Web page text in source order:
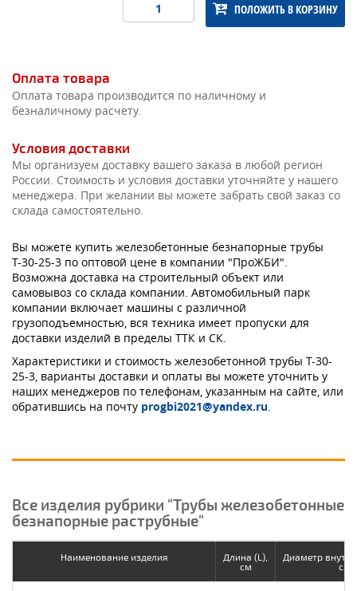
ПОЛОЖИТЬ В КОРЗИНУ
Оплата товара
Оплата товара производится по наличному и
безналичному расчету.
Условия доставки
Мы организуем доставку вашего заказа в любой регион
России. Стоимость и условия доставки уточняйте у нашего
менеджера. При желании вы можете забрать свой заказ со
склада самостоятельно.
Вы можете купить железобетонные безнапорные трубы
Т-30-25-3 по оптовой цене в компании "ПроЖБИ".
Возможна доставка на строительный объект или
самовывоз со склада компании. Автомобильный парк
компании включает машины с различной
грузоподъемностью, вся техника имеет пропуски для
доставки изделий в пределы ТТК и СК.
Характеристики и стоимость железобетонной трубы Т-30-
25-3, варианты доставки и оплаты вы можете уточнить у
наших менеджеров по телефонам, указанным на сайте, или
обратившись на почту progbi2021@yandex.ru.
Все изделия рубрики "Трубы железобетонные
безнапорные раструбные"
Наименование изделия
Длина (L),
см
Диаметр
см